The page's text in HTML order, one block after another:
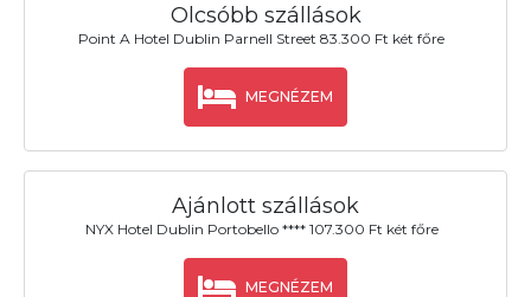
Olcsóbb szállások
Point A Hotel Dublin Parnell Street 83.300 Ft két főre
MEGNÉZEM
Ajánlott szállások
NYX Hotel Dublin Portobello **** 107.300 Ft két főre
MEGNÉZEM